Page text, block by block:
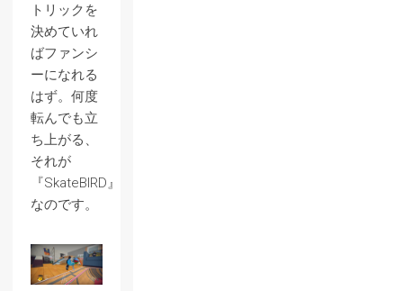
トリックを
決めていれ
ばファンシ
ーになれる
はず。何度
転んでも立
ち上がる、
それが
『SkateBIRD』
なのです。